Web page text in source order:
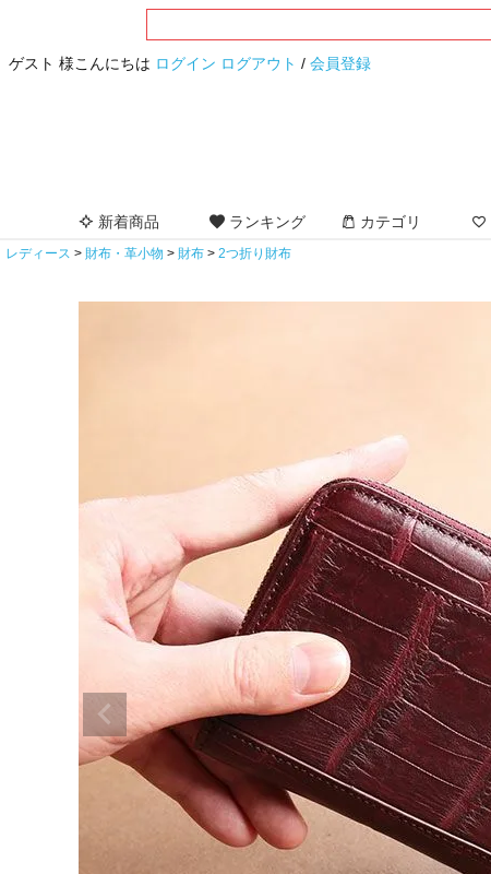
ゲスト 様こんにちは ログイン ログアウト / 会員登録
新着商品 ランキング カテゴリ
レディース 財布・革小物 財布 2つ折り財布